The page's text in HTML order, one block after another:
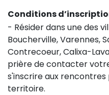
Conditions
- Résider dans une des
Boucherville, Varennes,
Contrecoeur, Calixa-
prière de contacter
s'inscrire aux
territoire.